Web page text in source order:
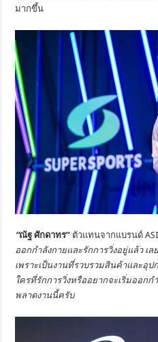
มากขึ้น
“ณัฐ ศักดาทร” ตัวแทนจากแบรนด์
ออกกำลังกายและรักการวิ่งอยู่แล้ว เ
เพราะเป็นงานที่รวบรวมสินค้าและอุ
ใครที่รักการวิ่งหรืออยากจะเริ่มออก
พลาดงานนี้ครับ